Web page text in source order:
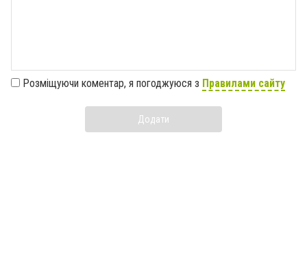
Розміщуючи коментар, я погоджуюся з Правилами сайту
Додати